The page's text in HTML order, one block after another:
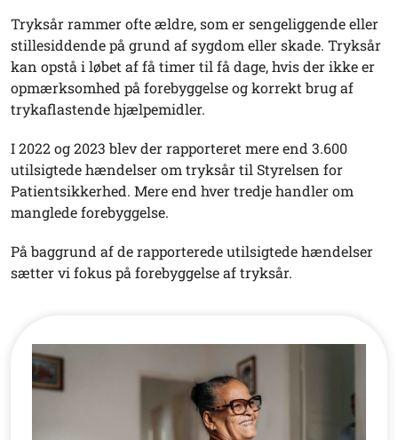
Tryksår rammer ofte ældre, som er sengeliggende eller
stillesiddende på grund af sygdom eller skade. Tryksår
kan opstå i løbet af få timer til få dage, hvis der ikke er
opmærksomhed på forebyggelse og korrekt brug af
trykaflastende hjælpemidler.
I 2022 og 2023 blev der rapporteret mere end 3.600
utilsigtede hændelser om tryksår til Styrelsen for
Patientsikkerhed. Mere end hver tredje handler om
manglede forebyggelse.
På baggrund af de rapporterede utilsigtede hændelser
sætter vi fokus på forebyggelse af tryksår.